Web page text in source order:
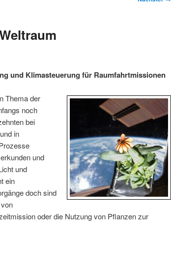
und Klimasteuerung für Raumfahrtmissionen
Thema der
noch
bei
in
und
und
ein
doch sind
oder die Nutzung von Pflanzen zur